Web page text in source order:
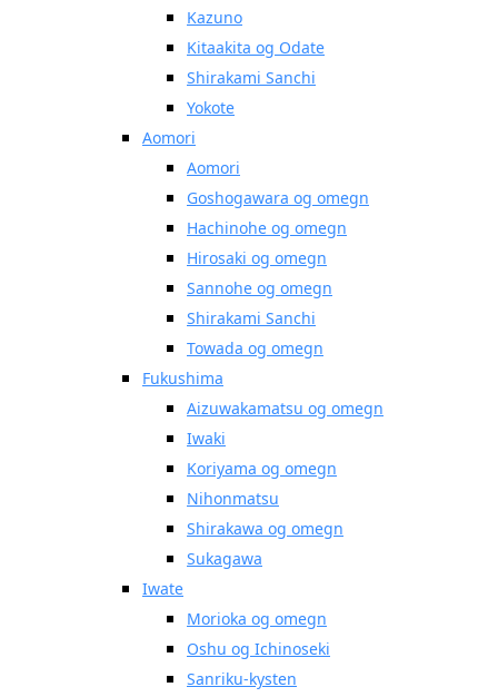
Kazuno
Kitaakita og Odate
Shirakami Sanchi
Yokote
Aomori
Aomori
Goshogawara og omegn
Hachinohe og omegn
Hirosaki og omegn
Sannohe og omegn
Shirakami Sanchi
Towada og omegn
Fukushima
Aizuwakamatsu og omegn
Iwaki
Koriyama og omegn
Nihonmatsu
Shirakawa og omegn
Sukagawa
Iwate
Morioka og omegn
Oshu og Ichinoseki
Sanriku-kysten